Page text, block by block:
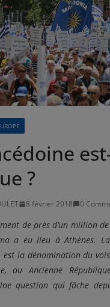
?
8 février 2018 0
de près d’un million
a eu lieu à Athènes.
la dénomination du
ou Ancienne
question qui fâche